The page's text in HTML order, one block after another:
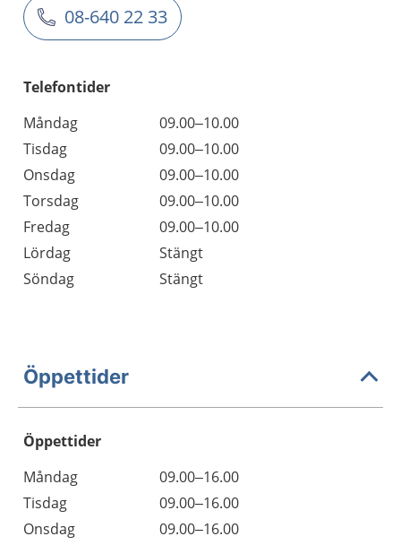
08-640 22 33
Telefontider
Måndag
09.00–10.00
Tisdag
09.00–10.00
Onsdag
09.00–10.00
Torsdag
09.00–10.00
Fredag
09.00–10.00
Lördag
Stängt
Söndag
Stängt
Öppettider
Öppettider
Dag
Öppettider
Kommentarer
Måndag
09.00–16.00
Tisdag
09.00–16.00
Onsdag
09.00–16.00